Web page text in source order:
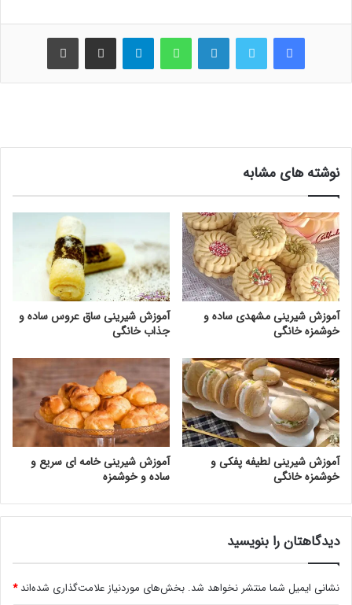
فیس بوک لینکدین واتس آپ اشتراک گذاری از طریق ایمیل
نوشته های مشابه
آموزش شیرینی مشهدی ساده و
خوشمزه خانگی
آموزش شیرینی ساق عروس ساده و
جذاب خانگی
آموزش شیرینی لطیفه پفکی و
خوشمزه خانگی
آموزش شیرینی خامه ای سریع و
ساده و خوشمزه
دیدگاهتان را بنویسید
نشانی ایمیل شما منتشر نخواهد شد. بخش‌های موردنیاز علامت‌گذاری شده‌اند*